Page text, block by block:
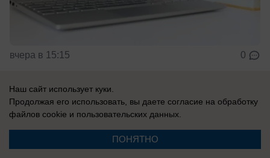
вчера в 15:15 0
Общество
Комиссии оценили готовность донских
образовательных учреждений к новому
Наш сайт использует куки.
Продолжая его использовать, вы даете согласие на обработку
файлов cookie и пользовательских данных.
ПОНЯТНО